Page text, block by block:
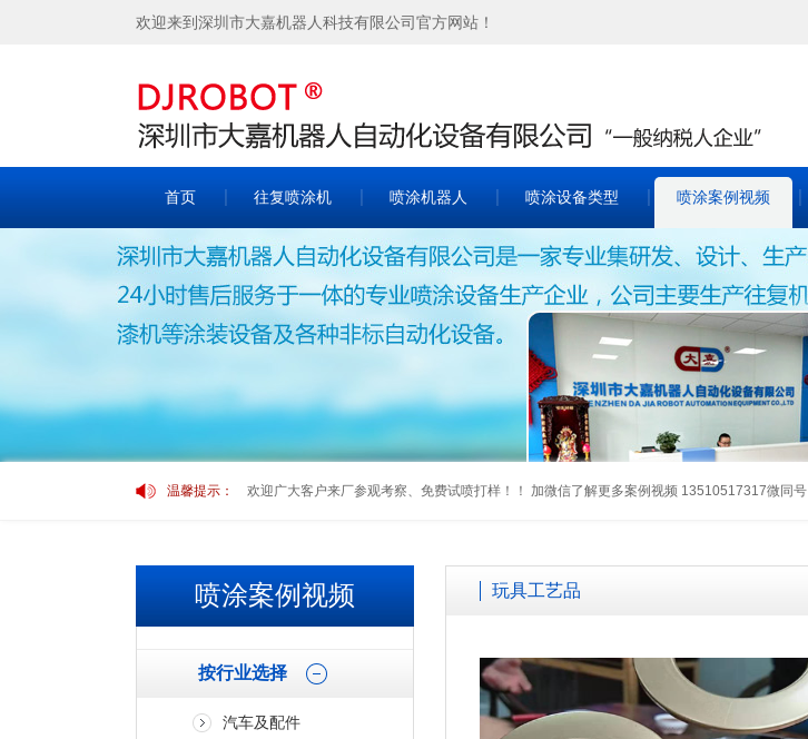
欢迎来到深圳市大嘉机器人科技有限公司官方网站！
首页 往复喷涂机 喷涂机器人 喷涂设备类型 喷涂案例视频
温馨提示：
欢迎广大客户来厂参观考察、免费试喷打样！！ 加微信了解更多案例视频 13510517317微同号
喷涂案例视频
按行业选择
汽车及配件
玩具工艺品